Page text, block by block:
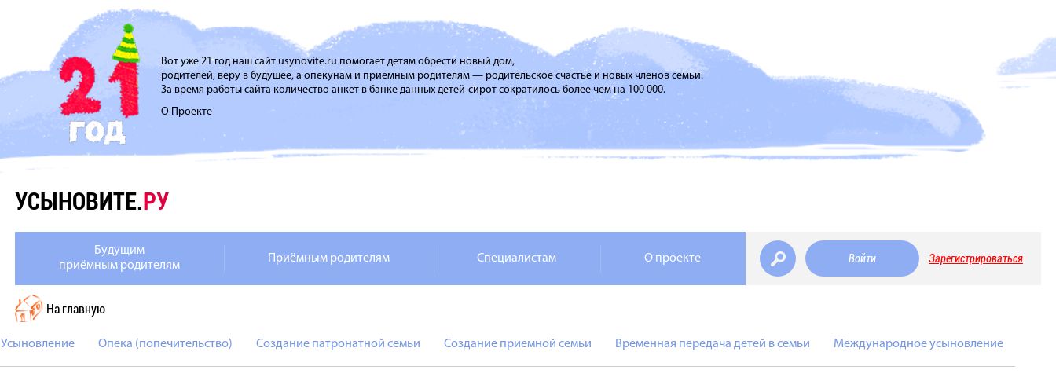
Вот уже 21 год наш сайт usynovite.ru помогает детям обрести новый дом,
родителей, веру в будущее, а опекунам и приемным родителям — родительское счастье и новых членов семьи.
За время работы сайта количество анкет в банке данных детей-сирот сократилось более чем на 100 000.
О Проекте
УСЫНОВИТЕ.РУ
Будущим
приёмным родителям
Приёмным родителям Специалистам О проекте Войти Зарегистрироваться
На главную
Усыновление Опека (попечительство) Создание патронатной семьи Создание приемной семьи Временная передача детей в семьи Международное усыновление